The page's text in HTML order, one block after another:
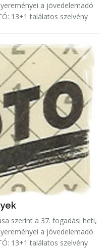
a jövedelemadó
szerint a 37. fogadási heti,
a jövedelemadó